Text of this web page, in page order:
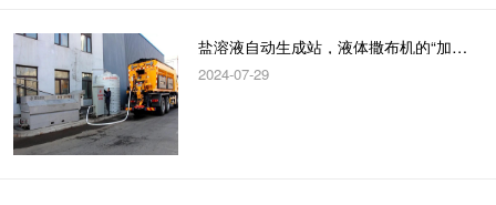
盐溶液自动生成站，液体撒布机的“加油站”
2024-07-29